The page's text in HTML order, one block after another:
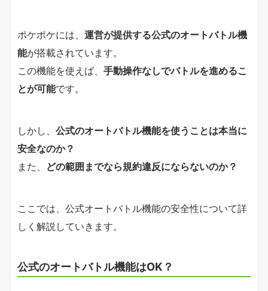
ポケポケには、 運営が提供する公式のオートバトル機
能が搭載されています。
この機能を使えば、 手動操作なしでバトルを進めるこ
とが可能です。
しかし、 公式のオートバトル機能を使うことは本当に
安全なのか？
また、 どの範囲までなら規約違反にならないのか？
ここでは、公式オートバトル機能の安全性について詳
しく解説していきます。
公式のオートバトル機能はOK？